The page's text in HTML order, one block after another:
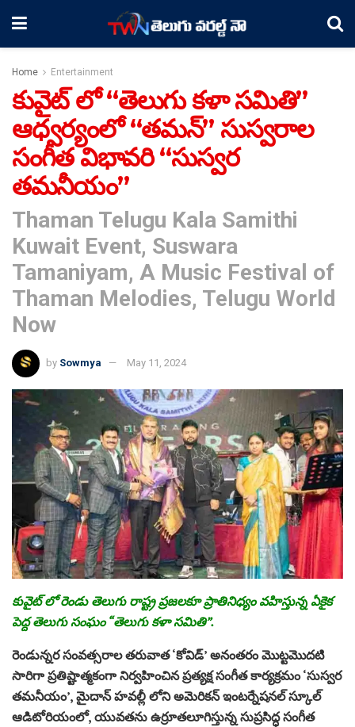
Home Entertainment
కువైట్ లో “తెలుగు కళా సమితి”
ఆధ్వర్యంలో “తమన్” సుస్వరాల
సంగీత విభావరి “సుస్వర
తమనీయం”
Thaman Telugu Kala Samithi
Kuwait Event, Suswara
Tamaniyam, A Music Festival of
Thaman Melodies, Telugu World
Now
by Sowmya May 11, 2024
కువైట్ లో రెండు తెలుగు రాష్ట్ర ప్రజలకూ ప్రాతినిధ్యం వహిస్తున్న ఏకైక
పెద్ద తెలుగు సంఘం “తెలుగు కళా సమితి”.
రెండున్నర సంవత్సరాల తరువాత ‘కోవిడ్’ అనంతరం మొట్టమొదటి
సారిగా ప్రతిష్టాత్మకంగా నిర్వహించిన ప్రత్యక్ష సంగీత కార్యక్రమం ‘సుస్వర
తమనీయం’, మైదాన్ హవల్లీ లోని అమెరికన్ ఇంటర్నేషనల్ స్కూల్
ఆడిటోరియంలో, యువతను ఉర్రూతలూగిస్తున్న సుప్రసిద్ధ సంగీత